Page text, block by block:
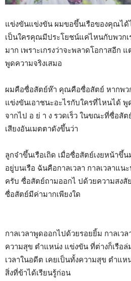
แข่งขันแข่งขัน ผมขอขึ้นเรือของคุณไ
เป็นใครคุณมีประโยชน์แค่ไหนกับพวก
มาก เพราะเกรงว่าจะพลาดโอกาสอีก
พูดความจริงเสมอ
ผมคือซื่อสัตย์ห๊า คุณคือซื่อสัตย์ หากพว
แข่งขันเอาชนะอะไรกับใครที่ไหนได้ พู
จากไป อ ย่ า ง รวดเร็ว ในขณะที่ซื่อสั
เสียงอันเมตตาดังขึ้นว่า
ลูกจ๋าขึ้นเรือเถิด เมื่อซื่อสัตย์เงยหน้าขึ้
อยู่บนเรือ ฉันคือกาลเวลา กาลเวลาแน
ครับ ซื่อสัตย์ถามออกไ ปด้วยความสงสั
ซื่อสัตย์มีค่ามากเพียงใด
กาลเวลาพูดออกไปด้วยรอยยิ้ม กาลเว
ความสุข ตำแหน่ง แข่งขัน ที่ต่างก็เรือล่
เวลาในอดีต เคยเป็นทั้งความสุข ตำแ
สิ่งที่ข้าได้เรียนรู้ก่อน